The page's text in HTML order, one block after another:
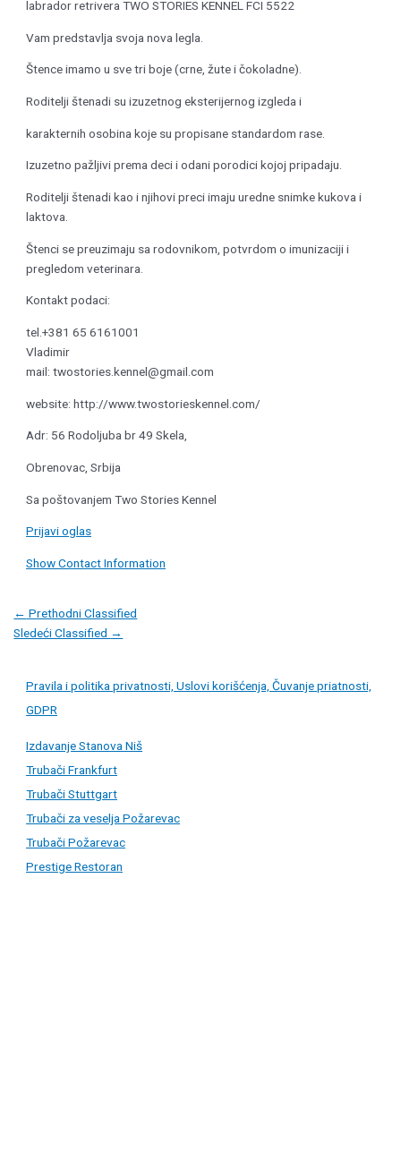
labrador retrivera TWO STORIES KENNEL FCI 5522
Vam predstavlja svoja nova legla.
Štence imamo u sve tri boje (crne, žute i čokoladne).
Roditelji štenadi su izuzetnog eksterijernog izgleda i
karakternih osobina koje su propisane standardom rase.
Izuzetno pažljivi prema deci i odani porodici kojoj pripadaju.
Roditelji štenadi kao i njihovi preci imaju uredne snimke kukova i
laktova.
Štenci se preuzimaju sa rodovnikom, potvrdom o imunizaciji i
pregledom veterinara.
Kontakt podaci:
tel.+381 65 6161001
Vladimir
mail: twostories.kennel@gmail.com
website: http://www.twostorieskennel.com/
Adr: 56 Rodoljuba br 49 Skela,
Obrenovac, Srbija
Sa poštovanjem Two Stories Kennel
Prijavi oglas
Show Contact Information
Post
navigation
← Prethodni Classified
Sledeći Classified →
Pravila i politika privatnosti, Uslovi korišćenja, Čuvanje priatnosti,
GDPR
Izdavanje Stanova Niš
Trubači Frankfurt
Trubači Stuttgart
Trubači za veselja Požarevac
Trubači Požarevac
Prestige Restoran